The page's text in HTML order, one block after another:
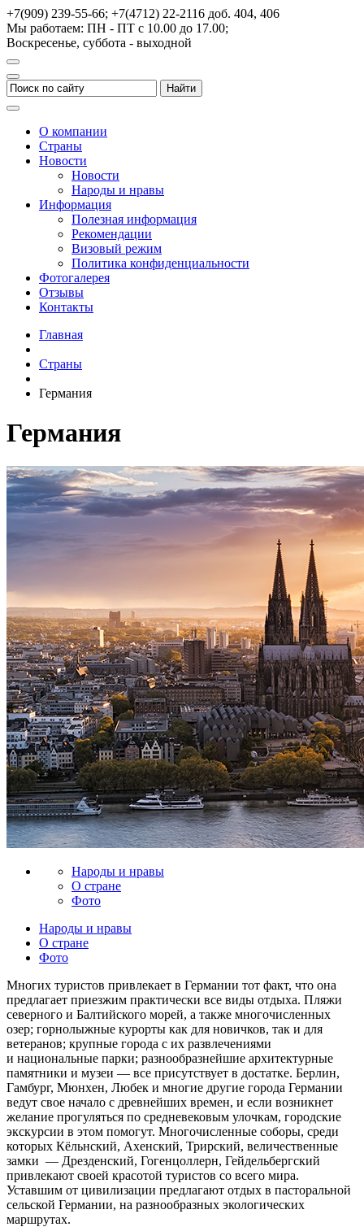
+7(909) 239-55-66; +7(4712) 22-2116 доб. 404, 406
Мы работаем: ПН - ПТ с 10.00 до 17.00;
Воскресенье, суббота - выходной
О компании
Страны
Новости
Новости
Народы и нравы
Информация
Полезная информация
Рекомендации
Визовый режим
Политика конфиденциальности
Фотогалерея
Отзывы
Контакты
Главная
Страны
Германия
Германия
Народы и нравы
О стране
Фото
Народы и нравы
О стране
Фото
Многих туристов привлекает в Германии тот факт, что она
предлагает приезжим практически все виды отдыха. Пляжи
северного и Балтийского морей, а также многочисленных
озер; горнолыжные курорты как для новичков, так и для
ветеранов; крупные города с их развлечениями
и национальные парки; разнообразнейшие архитектурные
памятники и музеи — все присутствует в достатке. Берлин,
Гамбург, Мюнхен, Любек и многие другие города Германии
ведут свое начало с древнейших времен, и если возникнет
желание прогуляться по средневековым улочкам, городские
экскурсии в этом помогут. Многочисленные соборы, среди
которых Кёльнский, Ахенский, Трирский, величественные
замки — Дрезденский, Гогенцоллерн, Гейдельбергский
привлекают своей красотой туристов со всего мира.
Уставшим от цивилизации предлагают отдых в пасторальной
сельской Германии, на разнообразных экологических
маршрутах.